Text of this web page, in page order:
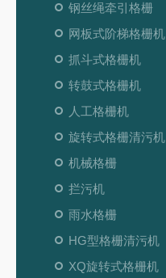
钢丝绳牵引格栅
网板式阶梯格栅机
抓斗式格栅机
转鼓式格栅机
人工格栅机
旋转式格栅清污机
机械格栅
拦污机
雨水格栅
HG型格栅清污机
XQ旋转式格栅机